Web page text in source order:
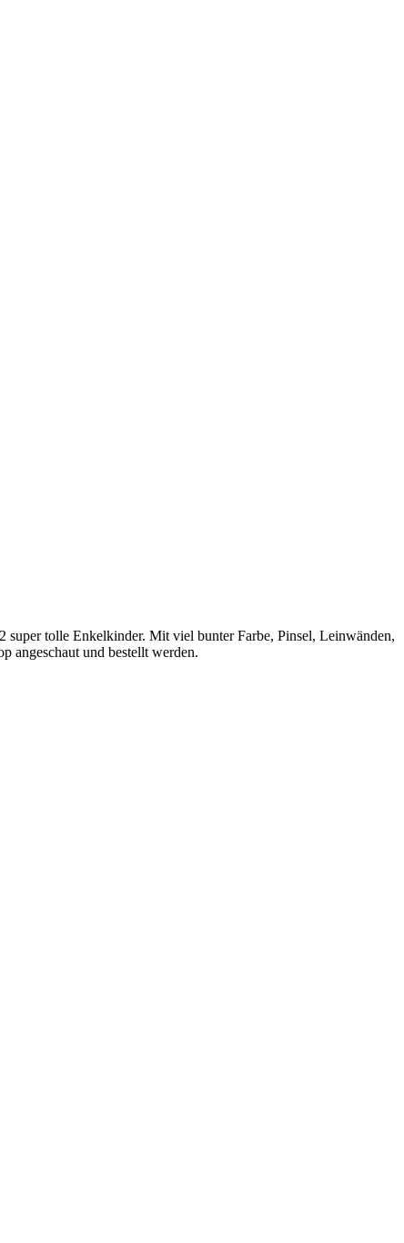
super tolle Enkelkinder. Mit viel bunter Farbe, Pinsel, Leinwänden,
angeschaut und bestellt werden.